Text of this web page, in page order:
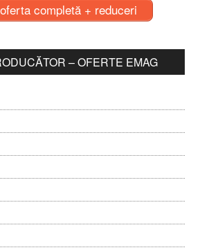
completă + reduceri
– OFERTE EMAG